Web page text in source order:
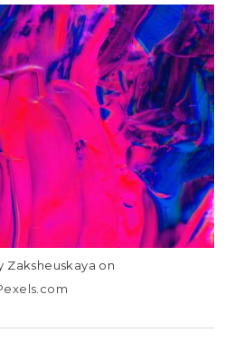
MEGAPOST:
TENER
MÁS
RESERVAS
CON
ESTRATEGIA
DE
MARKETING
DIGITAL
PARA
ALOJAMIENTOS
Zaksheuskaya on